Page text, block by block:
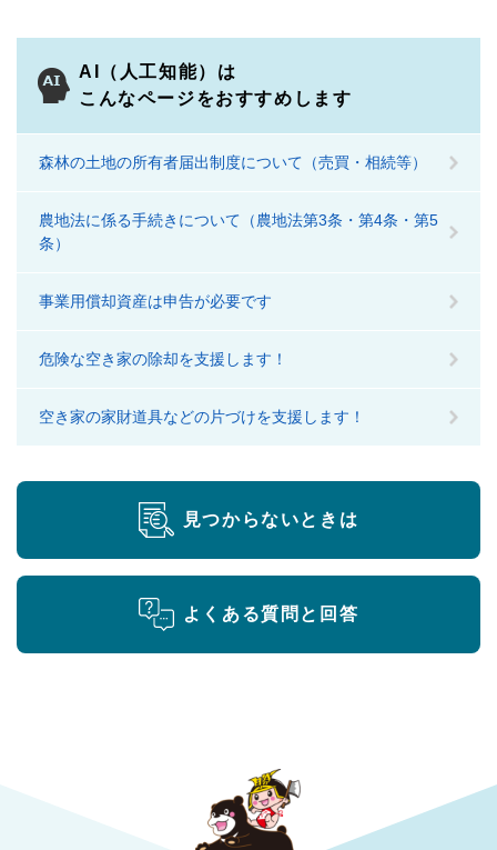
AI（人工知能）は
こんなページをおすすめします
森林の土地の所有者届出制度について（売買・相続等）
農地法に係る手続きについて（農地法第3条・第4条・第5
条）
事業用償却資産は申告が必要です
危険な空き家の除却を支援します！
空き家の家財道具などの片づけを支援します！
見つからないときは
よくある質問と回答